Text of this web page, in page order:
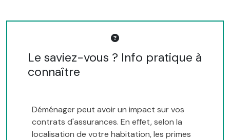
Le saviez-vous ? Info pratique à
connaître
Déménager peut avoir un impact sur vos
contrats d'assurances. En effet, selon la
localisation de votre habitation, les primes